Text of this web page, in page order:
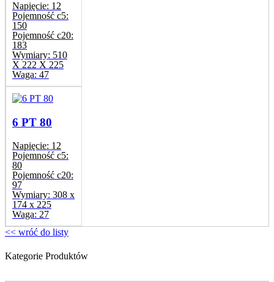
Napięcie: 12
Pojemność c5:
150
Pojemność c20:
183
Wymiary: 510
X 222 X 225
Waga: 47
6 PT 80
Napięcie: 12
Pojemność c5:
80
Pojemność c20:
97
Wymiary: 308 x
174 x 225
Waga: 27
<< wróć do listy
Kategorie Produktów